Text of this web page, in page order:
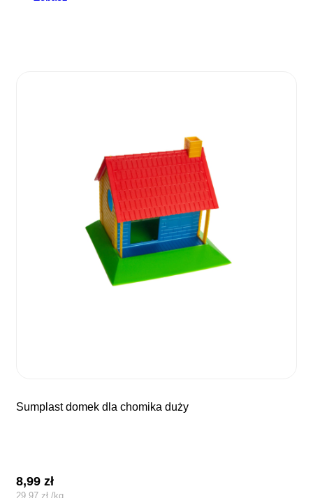
sumplast domek dla chomika duży
8,99zł
29,97zł /kg